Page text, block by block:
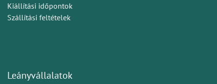
Kiállítási időpontok
Szállítási feltételek
Leányvállalatok